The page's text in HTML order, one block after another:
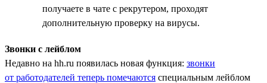
получаете в чате с рекрутером, проходят
дополнительную проверку на вирусы.
Звонки с лейблом
Недавно на hh.ru появилась новая функция: звонки
от работодателей теперь помечаются специальным лейблом